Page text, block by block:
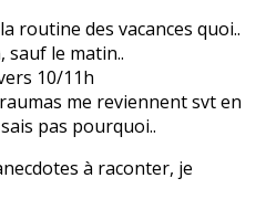
routine des vacances quoi..
sauf le matin..
10/11h
me reviennent svt en
pas pourquoi..
à raconter, je